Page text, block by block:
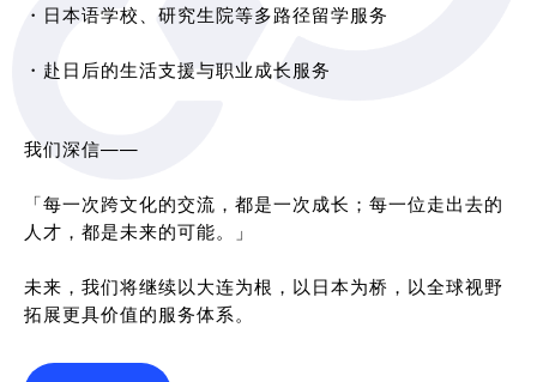
・日本语学校、研究生院等多路径留学服务
・赴日后的生活支援与职业成长服务
我们深信——
「每一次跨文化的交流，都是一次成长；每一位走出去的
人才，都是未来的可能。」
未来，我们将继续以大连为根，以日本为桥，以全球视野
拓展更具价值的服务体系。